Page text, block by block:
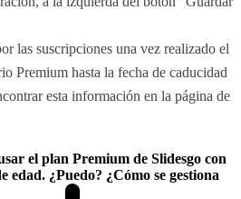
las suscripciones una vez realizado el
Premium hasta la fecha de caducidad
esta información en la página de
el plan Premium de Slidesgo con
edad. ¿Puedo? ¿Cómo se gestiona